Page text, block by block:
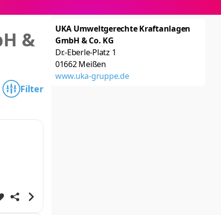
UKA Umweltgerechte Kraftanlagen
GmbH & Co. KG
Dr.-Eberle-Platz 1
01662Meißen
www.uka-gruppe.de
&
Filter